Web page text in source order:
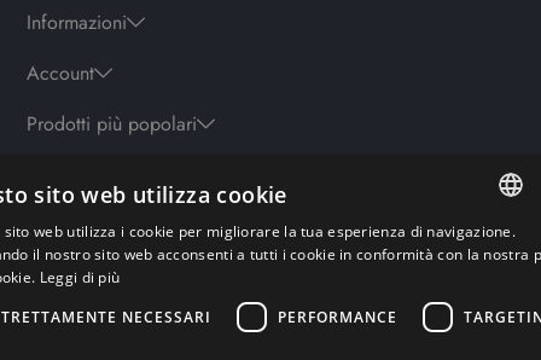
Informazioni
Account
Prodotti più popolari
Orari
Lun-ven: 9.30-19.30 - Sab: 10-13 | 15.30-19.30 - Domenica: chiuso
Pagamenti sicuri
ITALIAN
GERMAN
sito web utilizza cookie
sito web utilizza i cookie per migliorare la tua esperienza di navigazione.
il nostro sito web acconsenti a tutti i cookie in conformità con la nostra
Leggi di più
NECESSARI
PERFORMANCE